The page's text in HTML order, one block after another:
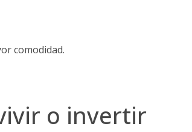
comodidad.
o invertir